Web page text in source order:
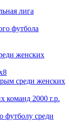
лига
футбола
женских
среди женских
команд 2000 г.р.
футболу среди